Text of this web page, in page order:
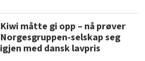
Kiwi måtte gi opp – nå prøver
Norgesgruppen-selskap seg
igjen med dansk lavpris